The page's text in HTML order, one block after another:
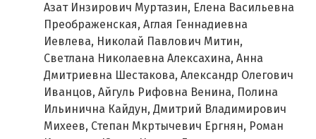
Азат Инзирович Муртазин, Елена Васильевна
Преображенская, Аглая Геннадиевна
Иевлева, Николай Павлович Митин,
Светлана Николаевна Алексахина, Анна
Дмитриевна Шестакова, Александр Олегович
Иванцов, Айгуль Рифовна Венина, Полина
Ильинична Кайдун, Дмитрий Владимирович
Михеев, Степан Мкртычевич Ергнян, Роман